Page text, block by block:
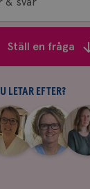
Ställ en fråga
LETAR EFTER?
|
Jeanette
Bäcklund
|
Maria